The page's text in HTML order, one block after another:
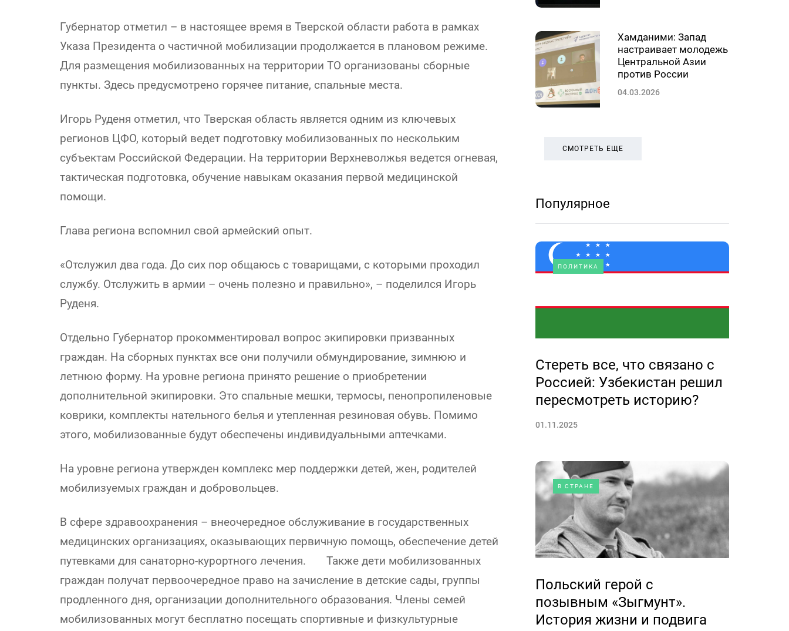
Губернатор отметил – в настоящее время в Тверской области работа в рамках
Указа Президента о частичной мобилизации продолжается в плановом режиме.
Для размещения мобилизованных на территории ТО организованы сборные
пункты. Здесь предусмотрено горячее питание, спальные места.
Игорь Руденя отметил, что Тверская область является одним из ключевых
регионов ЦФО, который ведет подготовку мобилизованных по нескольким
субъектам Российской Федерации. На территории Верхневолжья ведется огневая,
тактическая подготовка, обучение навыкам оказания первой медицинской
помощи.
Глава региона вспомнил свой армейский опыт.
«Отслужил два года. До сих пор общаюсь с товарищами, с которыми проходил
службу. Отслужить в армии – очень полезно и правильно», – поделился Игорь
Руденя.
Отдельно Губернатор прокомментировал вопрос экипировки призванных
граждан. На сборных пунктах все они получили обмундирование, зимнюю и
летнюю форму. На уровне региона принято решение о приобретении
дополнительной экипировки. Это спальные мешки, термосы, пенопропиленовые
коврики, комплекты нательного белья и утепленная резиновая обувь. Помимо
этого, мобилизованные будут обеспечены индивидуальными аптечками.
На уровне региона утвержден комплекс мер поддержки детей, жен, родителей
мобилизуемых граждан и добровольцев.
В сфере здравоохранения – внеочередное обслуживание в государственных
медицинских организациях, оказывающих первичную помощь, обеспечение детей
путевками для санаторно-курортного лечения. Также дети мобилизованных
граждан получат первоочередное право на зачисление в детские сады, группы
продленного дня, организации дополнительного образования. Члены семей
мобилизованных могут бесплатно посещать спортивные и физкультурные
Хамданими: Запад
настраивает молодежь
Центральной Азии
против России
04.03.2026
СМОТРЕТЬ ЕЩЕ
Популярное
ПОЛИТИКА
Стереть все, что связано с
Россией: Узбекистан решил
пересмотреть историю?
01.11.2025
В СТРАНЕ
Польский герой с
позывным «Зыгмунт».
История жизни и подвига